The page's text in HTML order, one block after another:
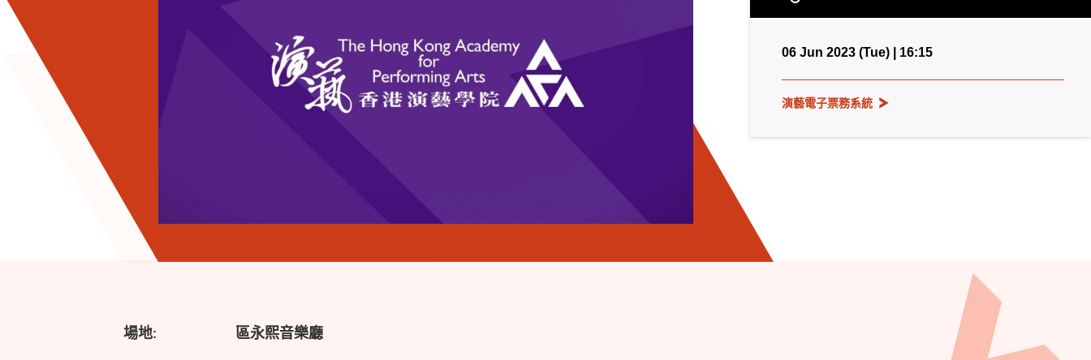
06 Jun 2023 (Tue) | 16:15
演藝電子票務系統
場地: 區永熙音樂廳